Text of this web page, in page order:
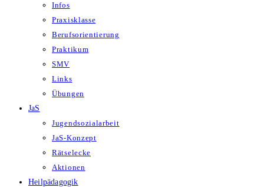
Infos
Praxisklasse
Berufsorientierung
Praktikum
SMV
Links
Übungen
JaS
Jugendsozialarbeit
JaS-Konzept
Rätselecke
Aktionen
Heilpädagogik